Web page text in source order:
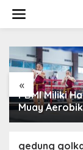
w
«
PBMI Miliki
Muay Aerobik
Nusantara,
Muaythai
gedung